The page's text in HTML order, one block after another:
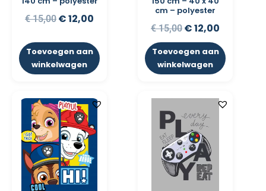
€15,00 €12,00
Toevoegen aan
winkelwagen
cm – polyester
€15,00 €12,00
Toevoegen aan
winkelwagen